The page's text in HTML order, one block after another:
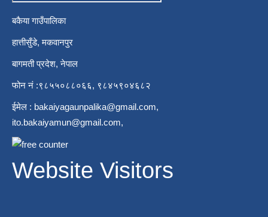
बकैया गाउँपालिका
हात्तीसुँडे, मकवानपुर
बागमती प्रदेश, नेपाल
फोन नं :९८५५०८८०६६, ९८४५९०४६८२
ईमेल : bakaiyagaunpalika@gmail.com,
ito.bakaiyamun@gmail.com,
Website Visitors